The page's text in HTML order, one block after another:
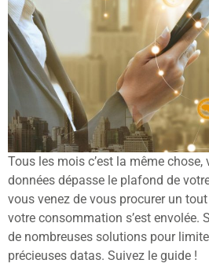
Tous les mois c’est la même
données dépasse le plafond de
vous venez de vous procurer un
votre consommation s’est envolée.
de nombreuses solutions pour
précieuses datas. Suivez le guide !